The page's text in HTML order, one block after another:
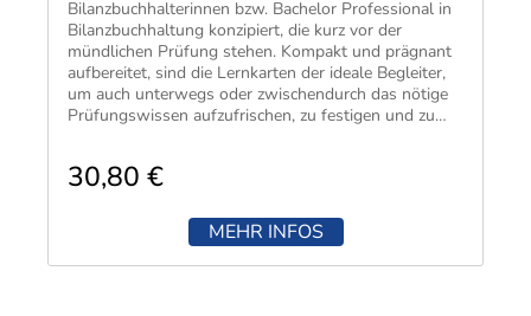
Bilanzbuchhalterinnen bzw. Bachelor Professional in
Bilanzbuchhaltung​ konzipiert, die kurz vor der
mündlichen Prüfung stehen. Kompakt und prägnant
aufbereitet, sind die Lernkarten der ideale Begleiter,
um auch unterwegs oder zwischendurch das nötige
Prüfungswissen aufzufrischen, zu festigen und zu
30,80 €
MEHR INFOS